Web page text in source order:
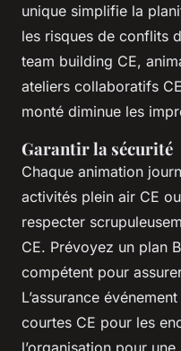
unique simplifie la
les risques de conflits
team building CE,
ateliers collaboratifs
monté diminue les
Garantir la sécurité
Chaque animation
activités plein air CE
respecter
CE. Prévoyez un plan
compétent pour
L’assurance
courtes CE pour les
l’organisation pour